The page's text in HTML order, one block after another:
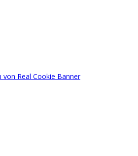
von Real Cookie Banner